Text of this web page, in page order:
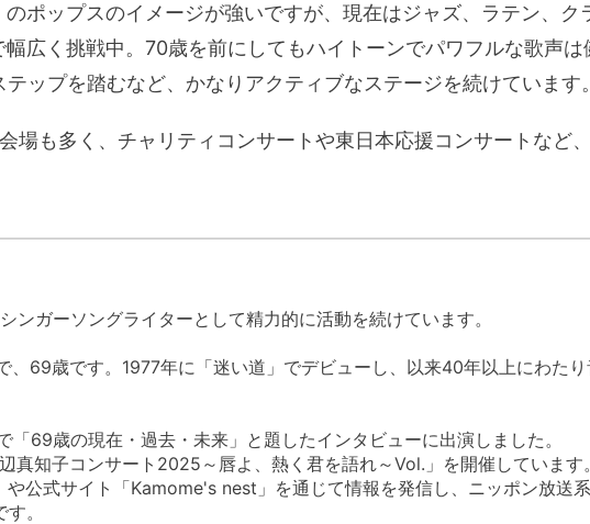
のポップスのイメージが強いですが、現在はジャズ、ラテン、ク
広く挑戦中。70歳を前にしてもハイトーンでパワフルな歌声は
ップを踏むなど、かなりアクティブなステージを続けています。
場も多く、チャリティコンサートや東日本応援コンサートなど
ガーソングライターとして精力的に活動を続けています。
69歳です。1977年に「迷い道」でデビューし、以来40年以上にわた
69歳の現在・過去・未来」と題したインタビューに出演しました。
知子コンサート2025～唇よ、熱く君を語れ～Vol.」を開催しています。
公式サイト「Kamome's nest」を通じて情報を発信し、ニッポン放送
。